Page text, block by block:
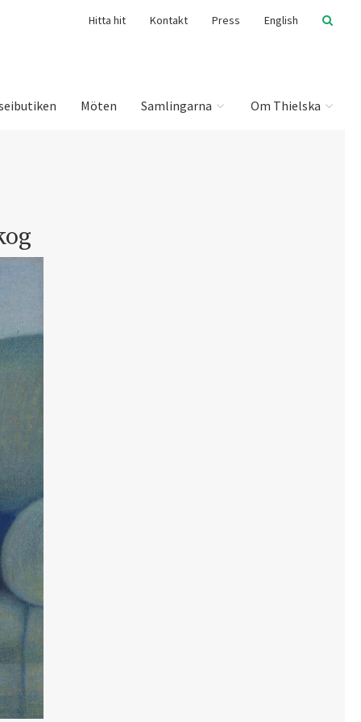
Hitta hit Kontakt Press English
Möten Samlingarna Om Thielska